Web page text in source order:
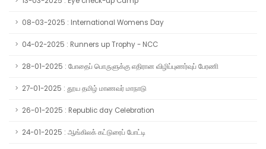
08-03-2025 : International Womens Day
04-02-2025 : Runners up Trophy - NCC
28-01-2025 : போதைப் பொருளுக்கு எதிரான விழிப்புணர்வுப் பேரணி
27-01-2025 : தூய தமிழ் மாணவர் மாநாடு
26-01-2025 : Republic day Celebration
24-01-2025 : ஆங்கிலக் கட்டுரைப் போட்டி